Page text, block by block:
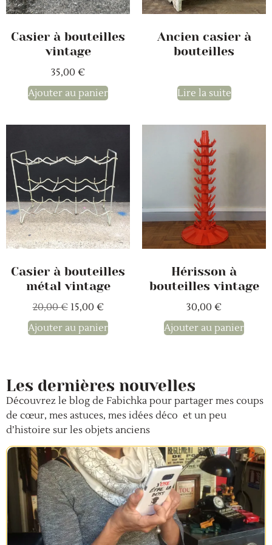
Casier à bouteilles
vintage
35,00 €
Ajouter au panier
Ancien casier à
bouteilles
Lire la suite
Casier à bouteilles
métal vintage
20,00€ 15,00 €
Ajouter au panier
Hérisson à
bouteilles vintage
30,00 €
Ajouter au panier
Les dernières nouvelles
Découvrez le blog de Fabichka pour partager mes coups
de cœur, mes astuces, mes idées déco et un peu
d’histoire sur les objets anciens